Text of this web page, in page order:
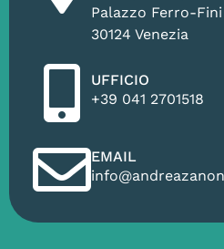
Palazzo Ferro-
30124 Venezia
UFFICIO
+39 041 2701518
EMAIL